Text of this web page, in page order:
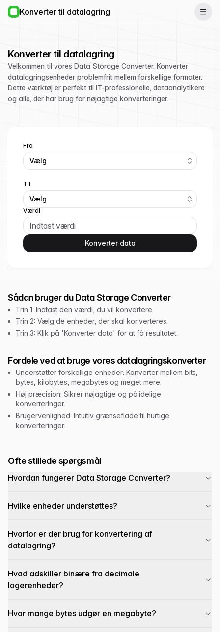
Konverter til datalagring
Konverter til datalagring
Velkommen til vores Data Storage Converter. Konverter
datalagringsenheder problemfrit mellem forskellige formater.
Dette værktøj er perfekt til IT-professionelle, dataanalytikere
og alle, der har brug for nøjagtige konverteringer.
Fra
Vælg
Til
Vælg
Værdi
Konverter data
Sådan bruger du Data Storage Converter
Trin 1: Indtast den værdi, du vil konvertere.
Trin 2: Vælg de enheder, der skal konverteres.
Trin 3: Klik på 'Konverter data' for at få resultatet.
Fordele ved at bruge vores datalagringskonverter
Understøtter forskellige enheder: Konverter mellem bits,
bytes, kilobytes, megabytes og meget mere.
Høj præcision: Sikrer nøjagtige og pålidelige
konverteringer.
Brugervenlighed: Intuitiv grænseflade til hurtige
konverteringer.
Ofte stillede spørgsmål
Hvordan fungerer Data Storage Converter?
Hvilke enheder understøttes?
Hvorfor er der brug for konvertering af
datalagring?
Hvad adskiller binære fra decimale
lagerenheder?
Hvor mange bytes udgør en megabyte?